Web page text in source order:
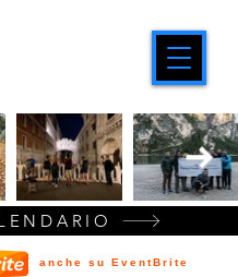
anche su EventBrite